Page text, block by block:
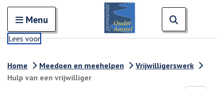
Open en sluit het
Menu
Lees voor
Home Meedoen en meehelpen
Vrijwilligerswerk
Hulp van een vrijwilliger